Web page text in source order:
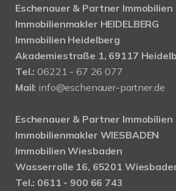
Eschenauer & Partner Immobilien
Immobilienmakler HEIDELBERG
Immobilien Heidelberg
Akademiestraße 1, 69117
Tel.:06221 - 67 26 077
Mail: info@eschenauer-partner.de
Eschenauer & Partner Immobilien
Immobilienmakler WIESBADEN
Immobilien Wiesbaden
Wasserrolle 16, 65201
Tel.: 0611 - 900 66 743